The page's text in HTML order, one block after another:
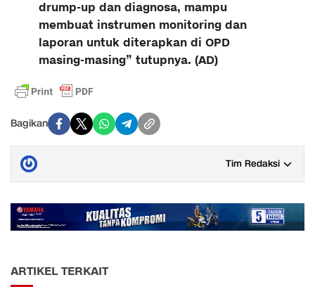
drump-up dan diagnosa, mampu
membuat instrumen monitoring dan
laporan untuk diterapkan di OPD
masing-masing” tutupnya. (AD)
Bagikan
Tim Redaksi
ARTIKEL TERKAIT